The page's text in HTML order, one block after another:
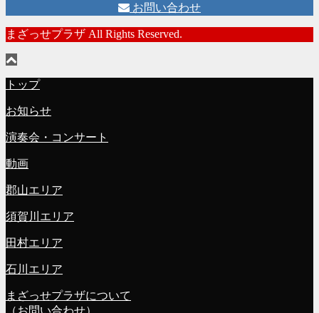
お問い合わせ
まざっせプラザ All Rights Reserved.
トップ
お知らせ
演奏会・コンサート
動画
郡山エリア
須賀川エリア
田村エリア
石川エリア
まざっせプラザについて
（お問い合わせ）